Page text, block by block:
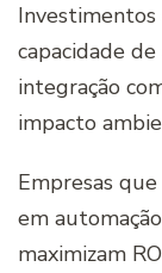
capacidade
integração
impacto
Empresas
em
maximizam